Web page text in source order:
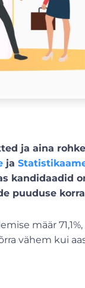
ja aina
ja
kandidaadid
puuduse
määr
vähem kui